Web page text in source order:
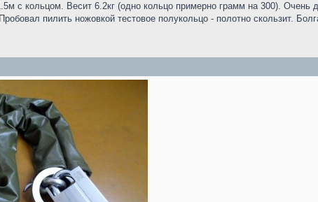
с кольцом. Весит 6.2кг (одно кольцо примерно грамм на 300). Очень
пилить ножовкой тестовое полукольцо - полотно скользит.